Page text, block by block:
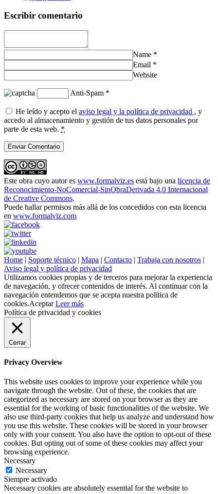
Escribir comentario
Name *
Email *
Website
Anti-Spam *
He leído y acepto el aviso legal y la política de privacidad , y
accedo al almacenamiento y gestión de tus datos personales por
parte de esta web. *
Este obra cuyo autor es www.formalviz.es está bajo una licencia de
Reconocimiento-NoComercial-SinObraDerivada 4.0 Internacional
de Creative Commons.
Puede hallar permisos más allá de los concedidos con esta licencia
en www.formalviz.com
Home | Soporte técnico | Mapa | Contacto | Trabaja con nosotros |
Aviso legal y política de privacidad
Utilizamos cookies propias y de terceros para mejorar la experiencia
de navegación, y ofrecer contenidos de interés. Al continuar con la
navegación entendemos que se acepta nuestra política de
cookies.Aceptar Leer más
Política de privacidad y cookies
Cerrar
Privacy Overview
This website uses cookies to improve your experience while you
navigate through the website. Out of these, the cookies that are
categorized as necessary are stored on your browser as they are
essential for the working of basic functionalities of the website. We
also use third-party cookies that help us analyze and understand how
you use this website. These cookies will be stored in your browser
only with your consent. You also have the option to opt-out of these
cookies. But opting out of some of these cookies may affect your
browsing experience.
Necessary
Necessary
Siempre activado
Necessary cookies are absolutely essential for the website to